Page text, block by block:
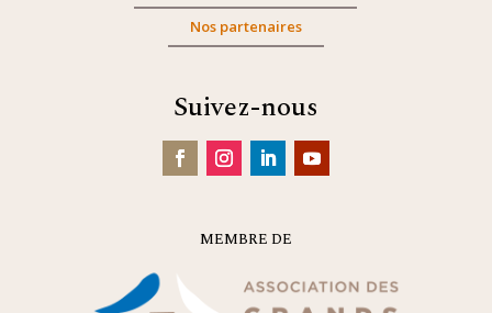
Nos partenaires
Suivez-nous
MEMBRE DE